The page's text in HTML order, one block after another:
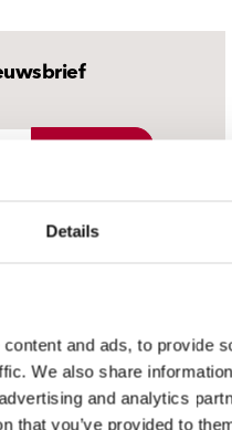
Details
and ads, to provide
We also share
and analytics
that you’ve provided to
Schrijf je in
e-mail